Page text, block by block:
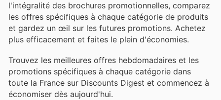
l'intégralité des brochures promotionnelles, comparez
les offres spécifiques à chaque catégorie de produits
et gardez un œil sur les futures promotions. Achetez
plus efficacement et faites le plein d'économies.
Trouvez les meilleures offres hebdomadaires et les
promotions spécifiques à chaque catégorie dans
toute la France sur Discounts Digest et commencez à
économiser dès aujourd'hui.